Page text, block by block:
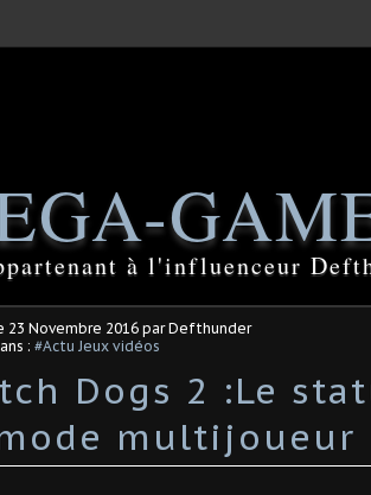
à l'influenceur
23 Novembre 2016 par Defthunder
: #Actu Jeux vidéos
Dogs 2 :Le
multijoueur